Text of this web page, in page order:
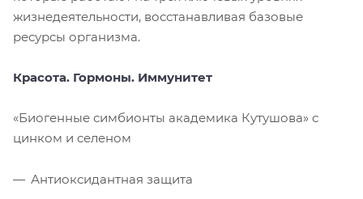
жизнедеятельности, восстанавливая базовые
ресурсы организма.
Красота. Гормоны. Иммунитет
«Биогенные симбионты академика Кутушова» с
цинком и селеном
Антиоксидантная защита